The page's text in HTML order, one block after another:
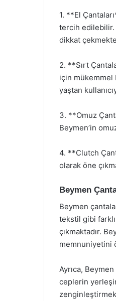
1. **El
tercih edilebilir.
dikkat
2. **Sırt
için mükemmel
yaştan
3. **Omuz
Beymen’in
4. **Clutch
olarak öne
Beymen
Beymen
tekstil gibi
çıkmaktadır.
memnuniyetini
Ayrıca,
ceplerin